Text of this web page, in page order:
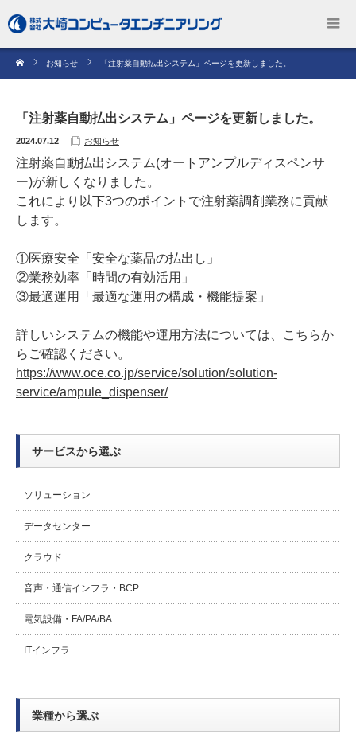
お知らせ 「注射薬自動払出システム」ページを更新しました。
「注射薬自動払出システム」ページを更新しました。
2024.07.12 お知らせ
注射薬自動払出システム(オートアンプルディスペンサ
ー)が新しくなりました。
これにより以下3つのポイントで注射薬調剤業務に貢献
します。
①医療安全「安全な薬品の払出し」
②業務効率「時間の有効活用」
③最適運用「最適な運用の構成・機能提案」
詳しいシステムの機能や運用方法については、こちらか
らご確認ください。
https://www.oce.co.jp/service/solution/solution-
service/ampule_dispenser/
サービスから選ぶ
ソリューション
データセンター
クラウド
音声・通信インフラ・BCP
電気設備・FA/PA/BA
ITインフラ
業種から選ぶ